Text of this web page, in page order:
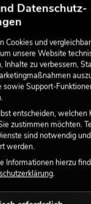
wirkt
aktuelle
Retro-Licht ist dabei
ein bewusst
schafft Atmosphäre,
LED-
Datenschutz-
Cookies und
unsere Website
Inhalte zu verbessern,
sowie Support-
entscheiden, welchen
zustimmen möchten.
sind notwendig
werden.
Informationen hierzu
.